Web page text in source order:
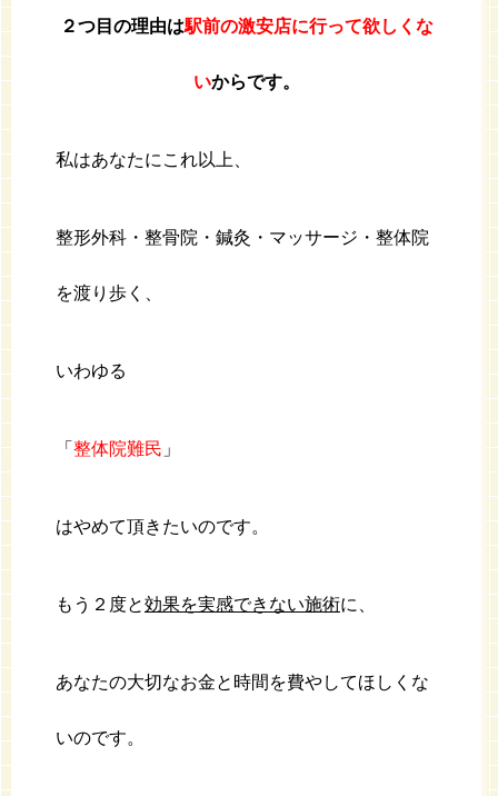
２つ目の理由は駅前の激安店に行って欲しくな
いからです。
私はあなたにこれ以上、
整形外科・整骨院・鍼灸・マッサージ・整体院
を渡り歩く、
いわゆる
「 整体院難民 」
はやめて頂きたいのです。
もう２度と効果を実感できない施術に、
あなたの大切なお金と時間を費やしてほしくな
いのです。